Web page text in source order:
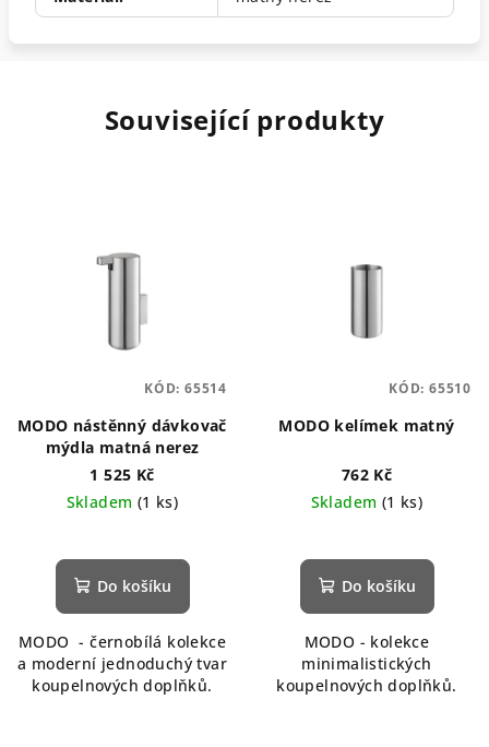
Související produkty
MODO nástěnný dávkovač
mýdla matná nerez
1 525 Kč
Skladem (1 ks)
Do košíku
MODO - černobílá kolekce
a moderní jednoduchý tvar
koupelnových doplňků.
KÓD: 65514
MODO kelímek matný
762 Kč
Skladem (1 ks)
Do košíku
MODO - kolekce
minimalistických
koupelnových doplňků.
KÓD: 65510